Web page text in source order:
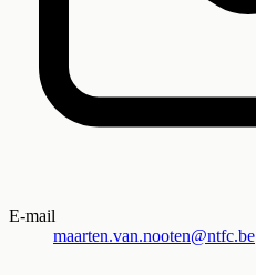
E-mail
maarten.van.nooten@ntfc.be